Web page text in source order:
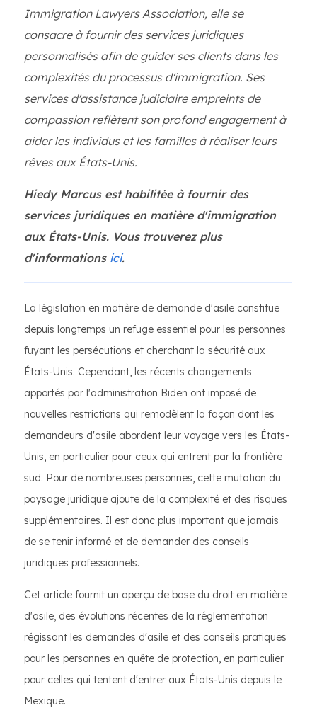
Immigration Lawyers Association, elle se
consacre à fournir des services juridiques
personnalisés afin de guider ses clients dans les
complexités du processus d'immigration. Ses
services d'assistance judiciaire empreints de
compassion reflètent son profond engagement à
aider les individus et les familles à réaliser leurs
rêves aux États-Unis.
Hiedy Marcus est habilitée à fournir des
services juridiques en matière d'immigration
aux États-Unis. Vous trouverez plus
d'informations ici.
La législation en matière de demande d'asile constitue
depuis longtemps un refuge essentiel pour les personnes
fuyant les persécutions et cherchant la sécurité aux
États-Unis. Cependant, les récents changements
apportés par l'administration Biden ont imposé de
nouvelles restrictions qui remodèlent la façon dont les
demandeurs d'asile abordent leur voyage vers les États-
Unis, en particulier pour ceux qui entrent par la frontière
sud. Pour de nombreuses personnes, cette mutation du
paysage juridique ajoute de la complexité et des risques
supplémentaires. Il est donc plus important que jamais
de se tenir informé et de demander des conseils
juridiques professionnels.
Cet article fournit un aperçu de base du droit en matière
d'asile, des évolutions récentes de la réglementation
régissant les demandes d'asile et des conseils pratiques
pour les personnes en quête de protection, en particulier
pour celles qui tentent d'entrer aux États-Unis depuis le
Mexique.